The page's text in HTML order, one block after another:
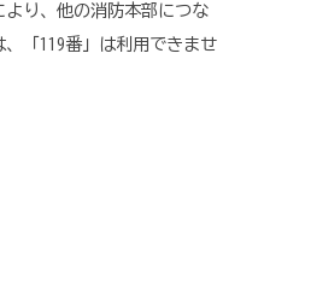
り、他の消防本部につな
「119番」は利用できませ